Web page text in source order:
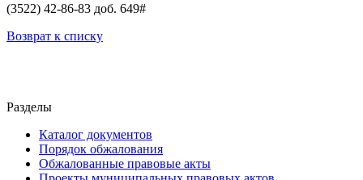
(3522) 42-86-83 доб. 649#
Возврат к списку
Разделы
Каталог документов
Порядок обжалования
Обжалованные правовые акты